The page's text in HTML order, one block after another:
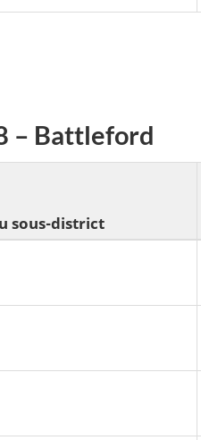
– Battleford
sous-district